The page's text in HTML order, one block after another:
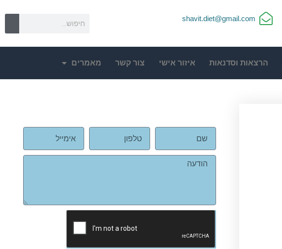
shavit.diet@gmail.com
הרצאות וסדנאות איזור אישי צור קשר מאמרים